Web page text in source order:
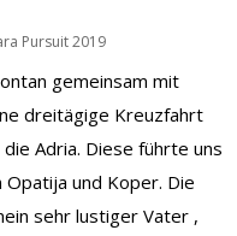
Pursuit 2019
gemeinsam mit
dreitägige Kreuzfahrt
Adria. Diese führte uns
Opatija und Koper. Die
sehr lustiger Vater ,